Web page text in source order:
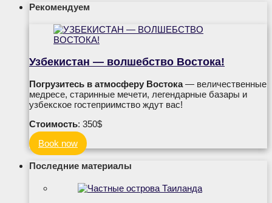
Рекомендуем
Узбекистан — волшебство Востока!
Погрузитесь в атмосферу Востока— величественные
медресе, старинные мечети, легендарные базары и
узбекское гостеприимство ждут вас!
Стоимость: 350$
Book now
Последние материалы